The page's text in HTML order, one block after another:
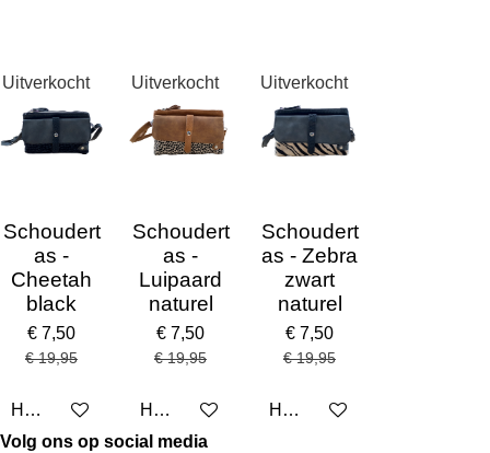
Uitverkocht
Schoudert
as -
Cheetah
black
€ 7,50
€ 19,95
Houd mij op de hoogte
Uitverkocht
Schoudert
as -
Luipaard
naturel
€ 7,50
€ 19,95
Houd mij op de hoogte
Uitverkocht
Schoudert
as - Zebra
zwart
naturel
€ 7,50
€ 19,95
Houd mij op de hoogte
Volg ons op social media